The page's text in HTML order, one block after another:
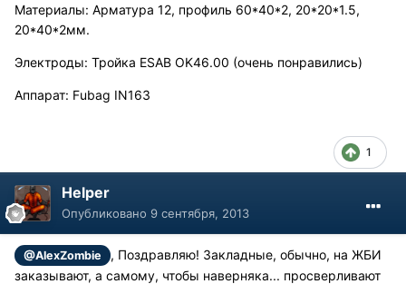
Материалы: Арматура 12, профиль 60*40*2, 20*20*1.5,
20*40*2мм.
Электроды: Тройка ESAB OK46.00 (очень понравились)
Аппарат: Fubag IN163
1
Helper
Опубликовано 9 сентября, 2013
@AlexZombie
, Поздравляю! Закладные, обычно, на ЖБИ
заказывают, а самому, чтобы наверняка... просверливают